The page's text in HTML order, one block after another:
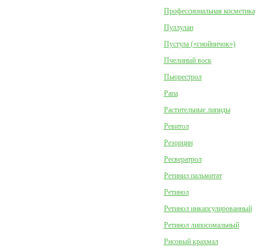
Профессиональная косметика
Пуллулан
Пустула («гнойничок»)
Пчелиный воск
Пьюрестрол
Рапа
Растительные липиды
Ревитол
Резорцин
Ресвератрол
Ретинил пальмитат
Ретинол
Ретинол инкапсулированный
Ретинол липосомальный
Рисовый крахмал